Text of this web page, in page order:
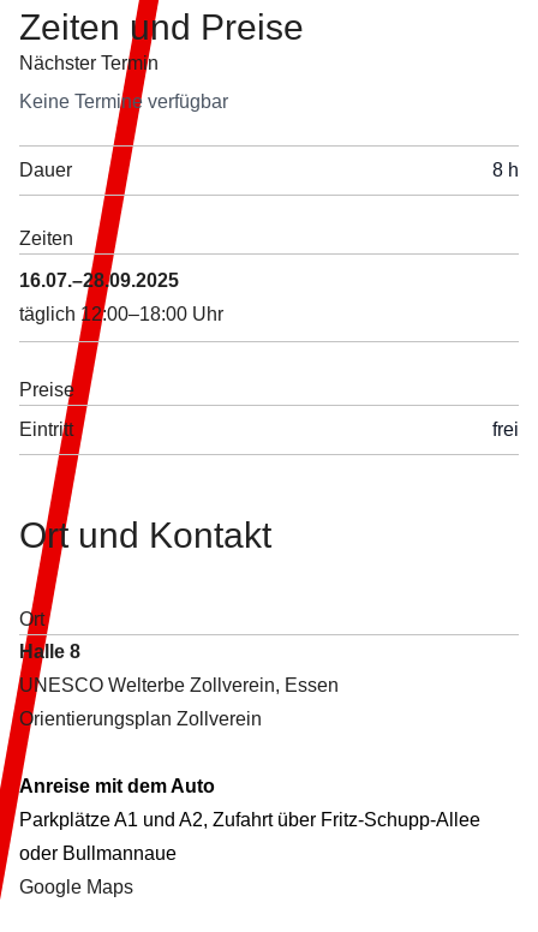
Zeiten und Preise
Nächster Termin
Keine Termine verfügbar
Dauer 8 h
Zeiten
16.07.–28.09.2025
täglich 12:00–18:00 Uhr
Preise
Eintritt
frei
Ort und Kontakt
Ort
Halle 8
UNESCO Welterbe Zollverein, Essen
Orientierungsplan Zollverein
Anreise mit dem Auto
Parkplätze A1 und A2, Zufahrt über Fritz-Schupp-Allee
oder Bullmannaue
Google Maps